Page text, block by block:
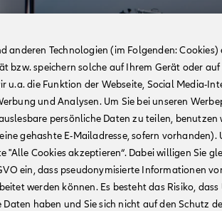
anderen Technologien (im Folgenden:
bzw. speichern solche auf Ihrem Gerät oder
u.a. die Funktion der Webseite, Social Media-
und Analysen. Um Sie bei unseren
persönliche Daten zu teilen,
gehashte E-Mailadresse, sofern vorhanden).
"Alle Cookies akzeptieren“. Dabei willigen Sie
ein, dass pseudonymisierte Informationen
werden können. Es besteht das Risiko,
haben und Sie sich nicht auf den Schutz